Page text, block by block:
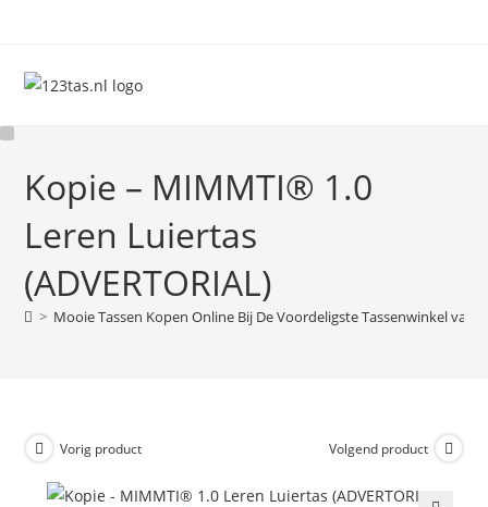
inhoud
Kopie – MIMMTI® 1.0
Leren Luiertas
(ADVERTORIAL)
> Mooie Tassen Kopen Online Bij De Voordeligste Tassenwinkel van
Vorig product Volgend product